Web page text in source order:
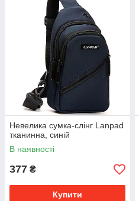
Невелика сумка-слінг Lanpad
тканинна, синій
В наявності
377 ₴
Купити